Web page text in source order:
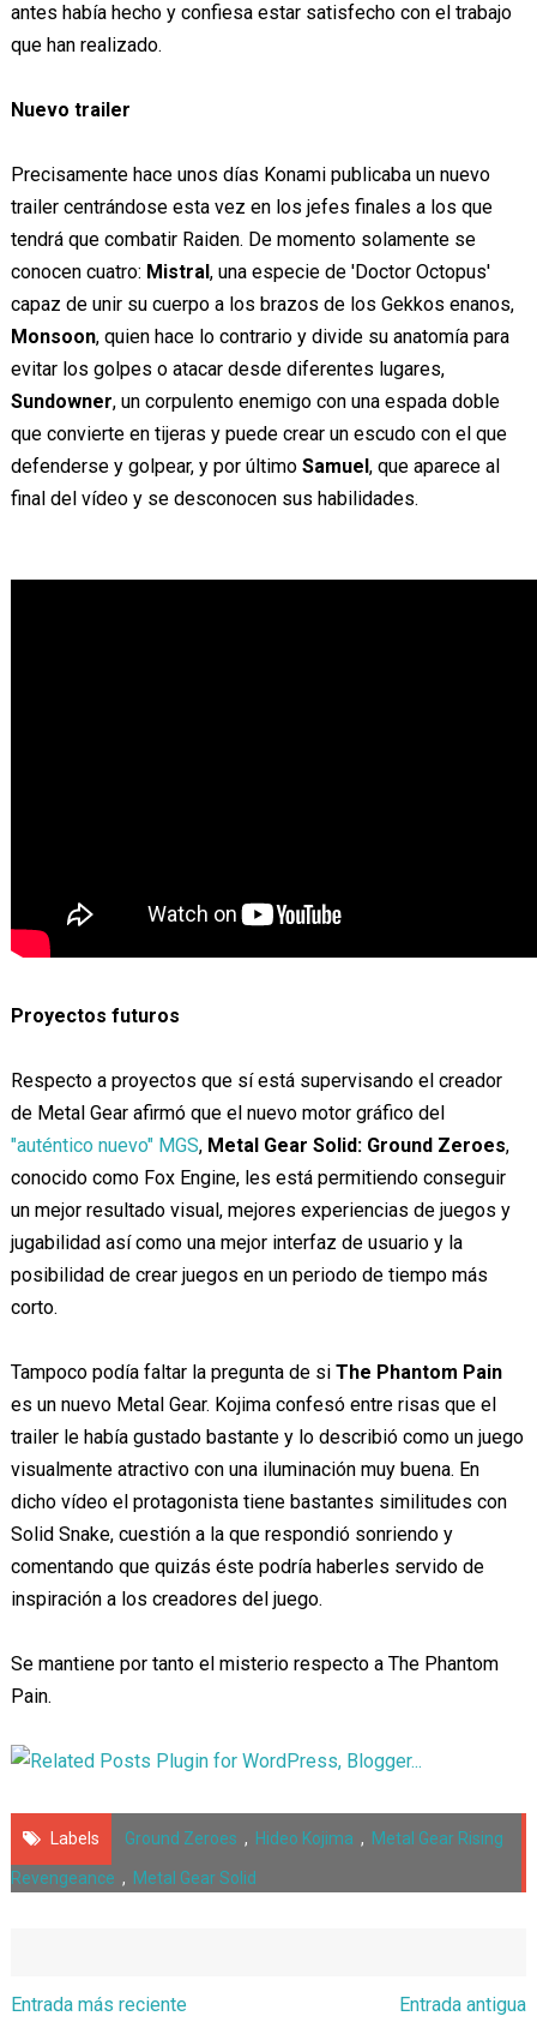
antes había hecho y confiesa estar satisfecho con el trabajo
que han realizado.
Nuevo trailer
Precisamente hace unos días Konami publicaba un nuevo
trailer centrándose esta vez en los jefes finales a los que
tendrá que combatir Raiden. De momento solamente se
conocen cuatro: Mistral, una especie de 'Doctor Octopus'
capaz de unir su cuerpo a los brazos de los Gekkos enanos,
Monsoon, quien hace lo contrario y divide su anatomía para
evitar los golpes o atacar desde diferentes lugares,
Sundowner, un corpulento enemigo con una espada doble
que convierte en tijeras y puede crear un escudo con el que
defenderse y golpear, y por último Samuel, que aparece al
final del vídeo y se desconocen sus habilidades.
Proyectos futuros
Respecto a proyectos que sí está supervisando el creador
de Metal Gear afirmó que el nuevo motor gráfico del
"auténtico nuevo" MGS, Metal Gear Solid: Ground Zeroes,
conocido como Fox Engine, les está permitiendo conseguir
un mejor resultado visual, mejores experiencias de juegos y
jugabilidad así como una mejor interfaz de usuario y la
posibilidad de crear juegos en un periodo de tiempo más
corto.
Tampoco podía faltar la pregunta de si The Phantom Pain
es un nuevo Metal Gear. Kojima confesó entre risas que el
trailer le había gustado bastante y lo describió como un juego
visualmente atractivo con una iluminación muy buena. En
dicho vídeo el protagonista tiene bastantes similitudes con
Solid Snake, cuestión a la que respondió sonriendo y
comentando que quizás éste podría haberles servido de
inspiración a los creadores del juego.
Se mantiene por tanto el misterio respecto a The Phantom
Pain.
Labels Ground Zeroes , Hideo Kojima , Metal Gear Rising
Revengeance , Metal Gear Solid
Entrada más reciente Entrada antigua